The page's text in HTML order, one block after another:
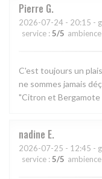
Pierre G
2026-07-24 - 20:15 -
service : 5/5 ambience
C'est toujours un
ne sommes jamais
"Citron et Bergamote
nadine E
2026-07-25 - 12:45 -
service : 5/5 ambience